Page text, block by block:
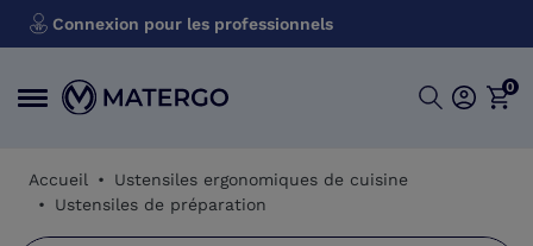
Connexion pour les professionnels
0
Accueil
Ustensiles ergonomiques de cuisine
Ustensiles de préparation